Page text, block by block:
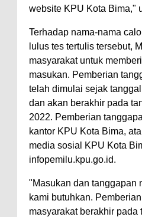
website KPU Kota Bima,"
Terhadap nama-nama
lulus tes tertulis tersebut,
masyarakat untuk
masukan. Pemberian
telah dimulai sejak
dan akan berakhir pada
2022. Pemberian
kantor KPU Kota Bima,
media sosial KPU Kota
infopemilu.kpu.go.id.
"Masukan dan tanggapan
kami butuhkan.
masyarakat berakhir pada